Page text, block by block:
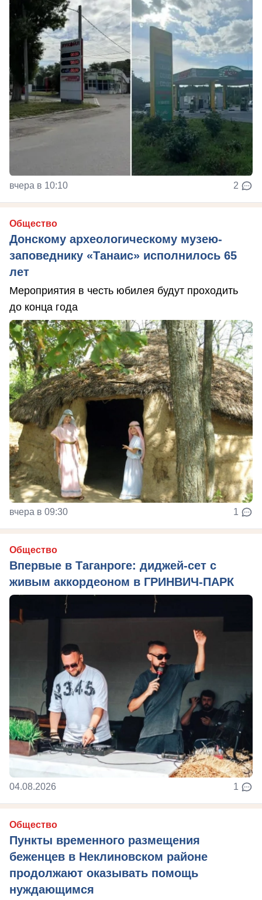
вчера в 10:10 2
Общество
Донскому археологическому музею-
заповеднику «Танаис» исполнилось 65
лет
Мероприятия в честь юбилея будут проходить
до конца года
вчера в 09:30 1
Общество
Впервые в Таганроге: диджей-сет с
живым аккордеоном в ГРИНВИЧ-ПАРК
04.08.2026 1
Общество
Пункты временного размещения
беженцев в Неклиновском районе
продолжают оказывать помощь
нуждающимся